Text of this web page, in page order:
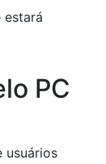
estará
PC
usuários